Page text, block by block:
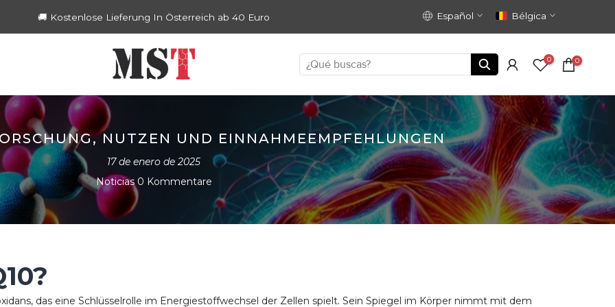
🚚 Kostenlose Lieferung in Deutschland ab 40 Euro Español Bélgica
0 0
NUTZEN UND EINNAHMEEMPFEHLUNGEN
17 de enero de 2025
Noticias 0 Kommentare
das eine Schlüsselrolle im Energiestoffwechsel der Zellen spielt. Sein Spiegel im Körper nimmt mit dem